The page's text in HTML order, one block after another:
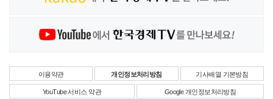
이용약관 개인정보처리방침 기사배열 기본방침
YouTube 서비스 약관 Google 개인정보처리방침